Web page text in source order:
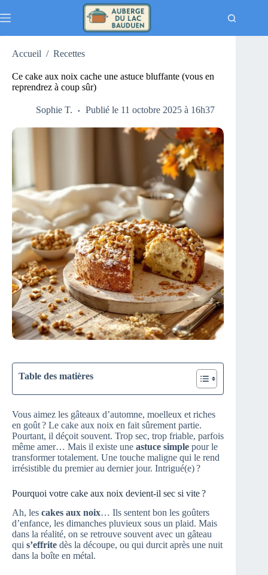
au
Accueil / Recettes
Ce cake aux noix cache une astuce bluffante (vous en
reprendrez à coup sûr)
Sophie T. Publié le 11 octobre 2025 à 16h37
Table des matières
Vous aimez les gâteaux d’automne, moelleux et riches
en goût ? Le cake aux noix en fait sûrement partie.
Pourtant, il déçoit souvent. Trop sec, trop friable, parfois
même amer… Mais il existe une astuce simple pour le
transformer totalement. Une touche maligne qui le rend
irrésistible du premier au dernier jour. Intrigué(e) ?
Pourquoi votre cake aux noix devient-il sec si vite ?
Ah, les cakes aux noix… Ils sentent bon les goûters
d’enfance, les dimanches pluvieux sous un plaid. Mais
dans la réalité, on se retrouve souvent avec un gâteau
qui s’effrite dès la découpe, ou qui durcit après une nuit
dans la boîte en métal.